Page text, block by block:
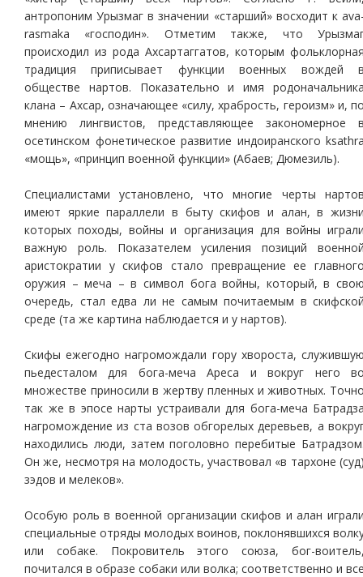
антропоним Урызмаг в значении «старший» восходит к
rasmaka «господин». Отметим также, что
происходил из рода Ахсартаггатов, которым
традиция приписывает функции военных вождей
обществе нартов. Показательно и имя
клана – Ахсар, означающее «силу, храбрость, героизм» и,
мнению лингвистов, представляющее закономерное
осетинском фонетическое развитие индоиранского
«мощь», «принцип военной функции» (Абаев; Дюмезиль).
Специалистами установлено, что многие черты
имеют яркие параллели в быту скифов и алан, в
которых походы, войны и организация для войны
важную роль. Показателем усиления позиций
аристократии у скифов стало превращение ее
оружия – меча – в символ бога войны, который, в
очередь, стал едва ли не самым почитаемым в
среде (та же картина наблюдается и у нартов).
Скифы ежегодно нагромождали гору хвороста,
пьедесталом для бога-меча Ареса и вокруг него
множестве приносили в жертву пленных и животных.
так же в эпосе нарты устраивали для бога-меча
нагромождение из ста возов обгорелых деревьев, а
находились люди, затем поголовно перебитые
Он же, несмотря на молодость, участвовал «в тархоне
зэдов и мелеков».
Особую роль в военной организации скифов и алан
специальные отряды молодых воинов, поклонявшихся
или собаке. Покровитель этого союза, бог-
почитался в образе собаки или волка; соответственно и